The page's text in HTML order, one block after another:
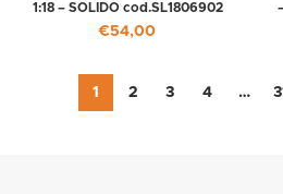
1:18 – SOLIDO cod.SL1806902
€54,00
1 2 3 4 …